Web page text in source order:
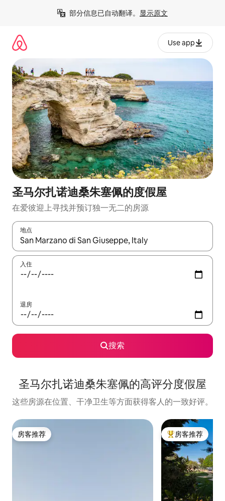
部分信息已自动翻译。 显示原文
Use app
圣马尔扎诺迪桑朱塞佩的度假屋
在爱彼迎上寻找并预订独一无二的房源
地点
如有搜索结果，请使用上下方向键查看，或通过点击或滑动手势
入住
退房
搜索
圣马尔扎诺迪桑朱塞佩的高评分度假屋
这些房源在位置、干净卫生等方面获得客人的一致好评。
房客推荐
房客推荐 热门「房客推荐」
房客推荐